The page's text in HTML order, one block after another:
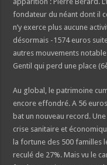
fondateur du néant dont il
n’y exerce plus aucune
désormais -1574 euros
autres mouvements
Gentil qui perd une place
Au global, le patrimoine
encore effondré. A 56
bat un nouveau record.
crise sanitaire et
la fortune des 500 familles
reculé de 27%. Mais vu le